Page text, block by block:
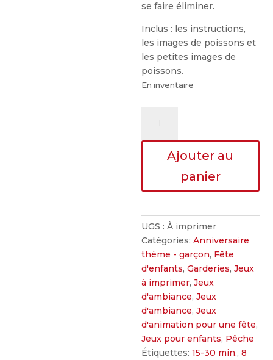
se faire éliminer.
Inclus : les instructions,
les images de poissons et
les petites images de
poissons.
En inventaire
Danser
Ajouter au
panier
UGS :À imprimer
Catégories:Anniversaire
thème - garçon, Fête
d'enfants,Garderies,Jeux
à imprimer,Jeux
d'ambiance,Jeux
d'ambiance,Jeux
d'animation pour une fête,
Jeux pour enfants, Pêche
Étiquettes:15-30 min.,8